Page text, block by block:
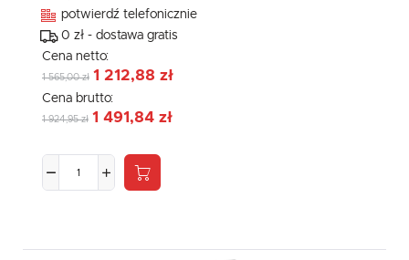
potwierdź telefonicznie
0 zł - dostawa gratis
Cena netto:
1 565,00 zł 1 212,88 zł
Cena brutto:
1 924,95 zł 1 491,84 zł